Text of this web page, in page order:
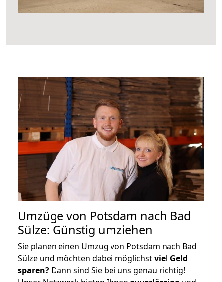
Umzüge von Potsdam nach Bad
Sülze: Günstig umziehen
Sie planen einen Umzug von Potsdam nach Bad
Sülze und möchten dabei möglichstviel Geld
sparen? Dann sind Sie bei uns genau richtig!